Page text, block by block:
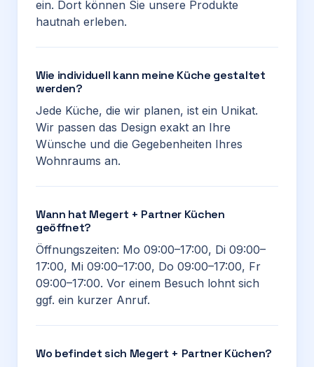
ein. Dort können Sie unsere Produkte
hautnah erleben.
Wie individuell kann meine Küche gestaltet
werden?
Jede Küche, die wir planen, ist ein Unikat.
Wir passen das Design exakt an Ihre
Wünsche und die Gegebenheiten Ihres
Wohnraums an.
Wann hat Megert + Partner Küchen
geöffnet?
Öffnungszeiten: Mo 09:00–17:00, Di 09:00–
17:00, Mi 09:00–17:00, Do 09:00–17:00, Fr
09:00–17:00. Vor einem Besuch lohnt sich
ggf. ein kurzer Anruf.
Wo befindet sich Megert + Partner Küchen?